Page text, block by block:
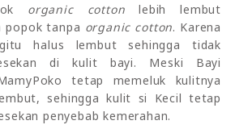
organic cotton lebih lembut
popok tanpa organic cotton. Karena
halus lembut sehingga tidak
di kulit bayi. Meski Bayi
tetap memeluk kulitnya
sehingga kulit si Kecil tetap
penyebab kemerahan.